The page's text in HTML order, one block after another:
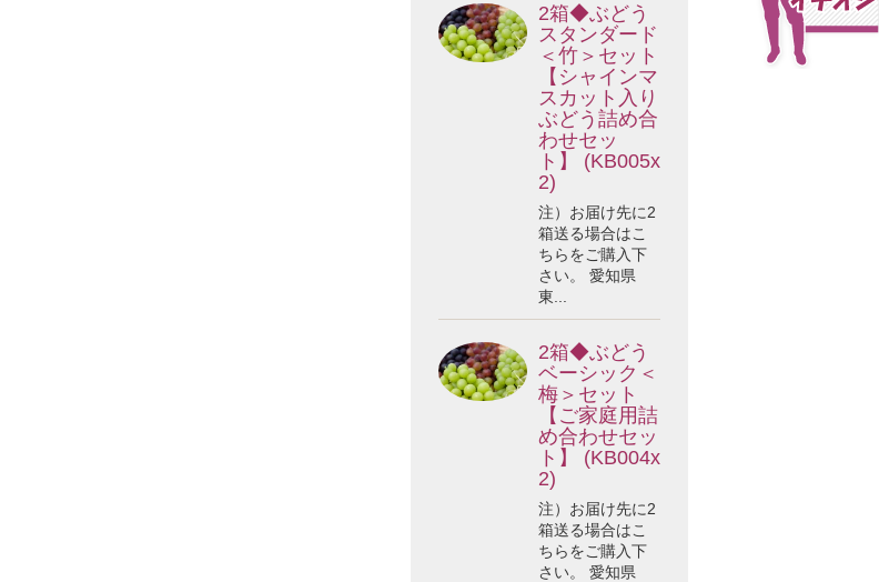
2箱◆ぶどう
スタンダード
＜竹＞セット
【シャインマ
スカット入り
ぶどう詰め合
わせセッ
ト】 (KB005x
2)
注）お届け先に2
箱送る場合はこ
ちらをご購入下
さい。 愛知県
東...
2箱◆ぶどう
ベーシック＜
梅＞セット
【ご家庭用詰
め合わせセッ
ト】 (KB004x
2)
注）お届け先に2
箱送る場合はこ
ちらをご購入下
さい。 愛知県